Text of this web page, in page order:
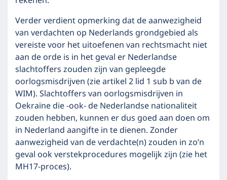
Verder verdient opmerking dat de aanwezigheid
van verdachten op Nederlands grondgebied als
vereiste voor het uitoefenen van rechtsmacht niet
aan de orde is in het geval er Nederlandse
slachtoffers zouden zijn van gepleegde
oorlogsmisdrijven (zie artikel 2 lid 1 sub b van de
WIM). Slachtoffers van oorlogsmisdrijven in
Oekraïne die -ook- de Nederlandse nationaliteit
zouden hebben, kunnen er dus goed aan doen om
in Nederland aangifte in te dienen. Zonder
aanwezigheid van de verdachte(n) zouden in zo’n
geval ook verstekprocedures mogelijk zijn (zie het
MH17-proces).